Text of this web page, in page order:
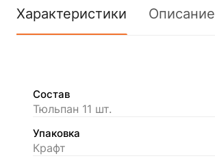
Характеристики Описание
Состав
Тюльпан 11 шт.
Упаковка
Крафт